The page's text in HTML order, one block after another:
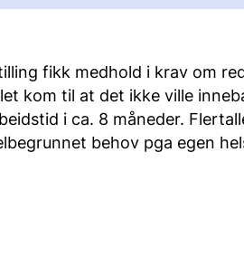
fikk medhold i krav om
kom til at det ikke ville
i ca. 8 måneder.
behov pga egen